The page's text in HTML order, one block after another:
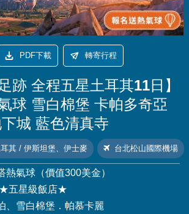
PDF下載 轉寄行程
跡 全程五星土耳其11日】
球 雪白棉堡 卡帕多奇亞
城 藍色清真寺
其 / 伊斯坦堡、伊士麥 台北松山國際機場
熱氣球（價值300美金）
五星級飯店★
、雪白棉堡．帕慕卡麗